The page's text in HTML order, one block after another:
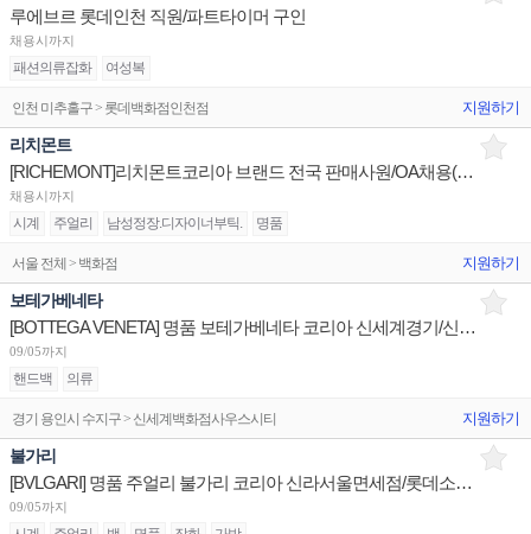
루에브르 롯데인천 직원/파트타이머 구인
채용시까지
패션의류잡화 여성복
인천 미추홀구 > 롯데백화점인천점 지원하기
리치몬트
[RICHEMONT]리치몬트코리아 브랜드 전국 판매사원/OA채용(까르띠에,반클리프,알라이아,끌로에,델보 등)
채용시까지
시계 주얼리 남성정장.디자이너부틱. 명품
서울 전체 > 백화점 지원하기
보테가베네타
[BOTTEGA VENETA] 명품 보테가베네타 코리아 신세계경기/신세계대전 판매사원 채용
09/05까지
핸드백 의류
경기 용인시 수지구 > 신세계백화점사우스시티 지원하기
불가리
[BVLGARI] 명품 주얼리 불가리 코리아 신라서울면세점/롯데소공면세점/신세계하남 판매사원 채용
09/05까지